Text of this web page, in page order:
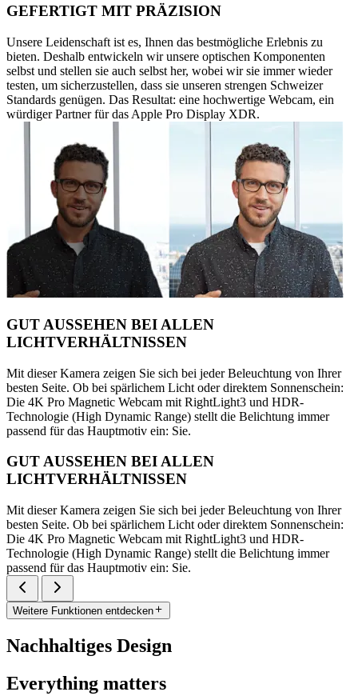
GEFERTIGT MIT PRÄZISION
Unsere Leidenschaft ist es, Ihnen das bestmögliche Erlebnis zu
bieten. Deshalb entwickeln wir unsere optischen Komponenten
selbst und stellen sie auch selbst her, wobei wir sie immer wieder
testen, um sicherzustellen, dass sie unseren strengen Schweizer
Standards genügen. Das Resultat: eine hochwertige Webcam, ein
würdiger Partner für das Apple Pro Display XDR.
GUT AUSSEHEN BEI ALLEN
LICHTVERHÄLTNISSEN
Mit dieser Kamera zeigen Sie sich bei jeder Beleuchtung von Ihrer
besten Seite. Ob bei spärlichem Licht oder direktem Sonnenschein:
Die 4K Pro Magnetic Webcam mit RightLight3 und HDR-
Technologie (High Dynamic Range) stellt die Belichtung immer
passend für das Hauptmotiv ein: Sie.
GUT AUSSEHEN BEI ALLEN
LICHTVERHÄLTNISSEN
Mit dieser Kamera zeigen Sie sich bei jeder Beleuchtung von Ihrer
besten Seite. Ob bei spärlichem Licht oder direktem Sonnenschein:
Die 4K Pro Magnetic Webcam mit RightLight3 und HDR-
Technologie (High Dynamic Range) stellt die Belichtung immer
passend für das Hauptmotiv ein: Sie.
Weitere Funktionen entdecken
Nachhaltiges Design
Everything matters